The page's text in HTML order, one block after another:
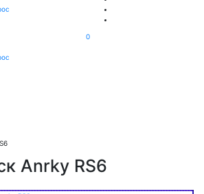
0
Anrky RS6